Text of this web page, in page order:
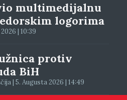
multimedijalnu
logorima
| 10:39
protiv
BiH
| 5. Augusta 2026 | 14:49